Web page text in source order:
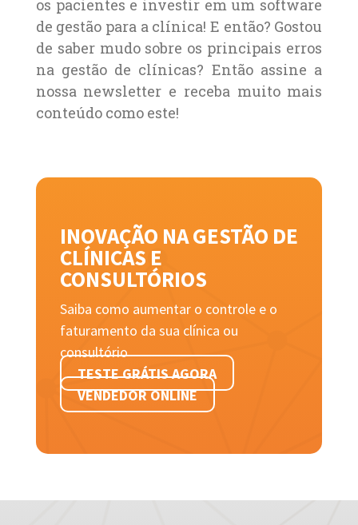
os pacientes e investir em um software
de gestão para a clínica! E então? Gostou
de saber mudo sobre os principais erros
na gestão de clínicas? Então assine a
nossa newsletter e receba muito mais
conteúdo como este!
INOVAÇÃO NA GESTÃO DE
CLÍNICAS E
CONSULTÓRIOS
Saiba como aumentar o controle e o
faturamento da sua clínica ou
consultório
TESTE GRÁTIS AGORA
VENDEDOR ONLINE